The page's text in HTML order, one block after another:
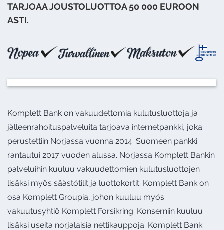
TARJOAA JOUSTOLUOTTOA 50 000 EUROON
ASTI.
Komplett Bank on vakuudettomia kulutusluottoja ja
jälleenrahoituspalveluita tarjoava internetpankki, joka
perustettiin Norjassa vuonna 2014. Suomeen pankki
rantautui 2017 vuoden alussa. Norjassa Komplett Bankin
palveluihin kuuluu vakuudettomien kulutusluottojen
lisäksi myös säästötilit ja luottokortit. Komplett Bank on
osa Komplett Groupia, johon kuuluu myös
vakuutusyhtiö Komplett Forsikring. Konserniin kuuluu
lisäksi useita norjalaisia nettikauppoja. Komplett Bank